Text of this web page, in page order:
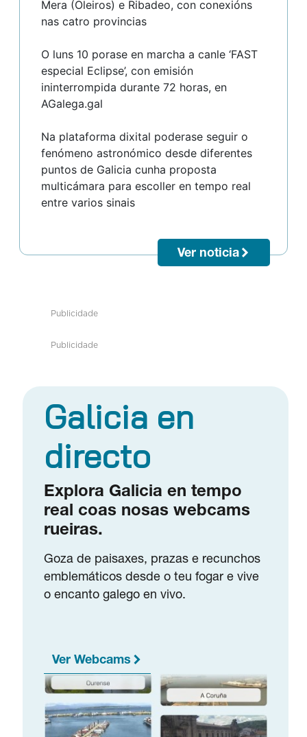
Mera (Oleiros) e Ribadeo, con conexións
nas catro provincias
O luns 10 porase en marcha a canle ‘FAST
especial Eclipse’, con emisión
ininterrompida durante 72 horas, en
AGalega.gal
Na plataforma dixital poderase seguir o
fenómeno astronómico desde diferentes
puntos de Galicia cunha proposta
multicámara para escoller en tempo real
entre varios sinais
Ver noticia
Publicidade
Publicidade
Galicia en
directo
Explora Galicia en tempo
real coas nosas webcams
rueiras.
Goza de paisaxes, prazas e recunchos
emblemáticos desde o teu fogar e vive
o encanto galego en vivo.
Ver Webcams